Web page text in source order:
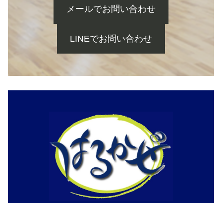
メールでお問い合わせ
LINEでお問い合わせ